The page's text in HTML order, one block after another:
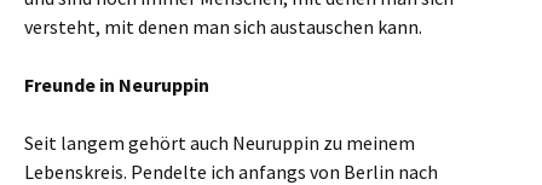
versteht, mit denen man sich austauschen kann.
Freunde in Neuruppin
Seit langem gehört auch Neuruppin zu meinem
Lebenskreis. Pendelte ich anfangs von Berlin nach